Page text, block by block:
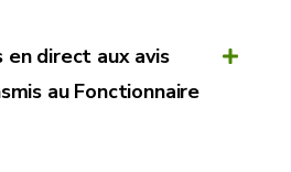
en direct aux avis
au Fonctionnaire